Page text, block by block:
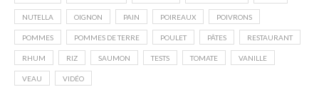
NUTELLA OIGNON PAIN POIREAUX POIVRONS
POMMES POMMES DE TERRE POULET PÂTES RESTAURANT
RHUM RIZ SAUMON TESTS TOMATE VANILLE
VEAU VIDÉO